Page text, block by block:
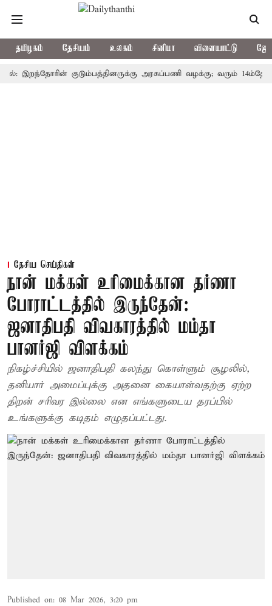
தமிழகம் தேசியம் உலகம் சினிமா விளையாட்டு
குடும்பத்தினருக்கு அரசுப்பணி வழக்கு; வரும் 14ம்தேதி
தேசிய செய்திகள்
நான் மக்கள் உரிமைக்கான தர்ணா
போராட்டத்தில் இருந்தேன்:
ஜனாதிபதி விவகாரத்தில் மம்தா
பானர்ஜி விளக்கம்
நிகழ்ச்சியில் ஜனாதிபதி கலந்து கொள்ளும் சூழலில்,
தனியார் அமைப்புக்கு அதனை கையாள்வதற்கு ஏற்ற
திறன் சரிவர இல்லை என எங்களுடைய தரப்பில்
உங்களுக்கு கடிதம் எழுதப்பட்டது.
Published on: 08 Mar 2026, 3:20 pm